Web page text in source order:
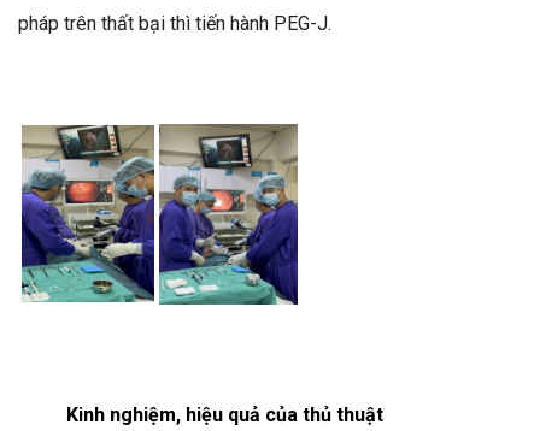
pháp trên thất bại thì tiến hành PEG-J.
Kinh nghiệm, hiệu quả của thủ thuật